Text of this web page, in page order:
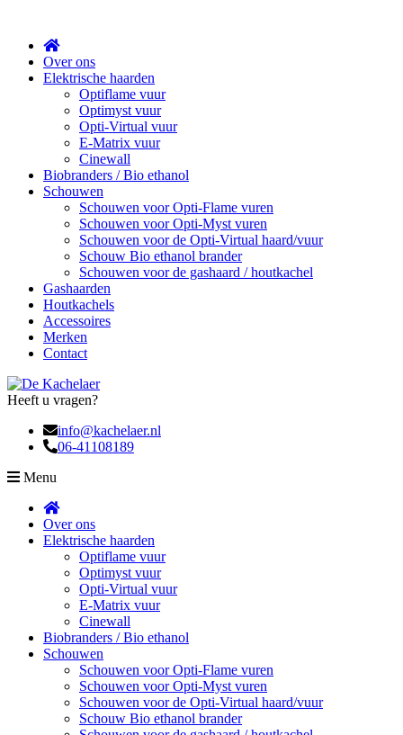
Over ons
Elektrische haarden
Optiflame vuur
Optimyst vuur
Opti-Virtual vuur
E-Matrix vuur
Cinewall
Biobranders / Bio ethanol
Schouwen
Schouwen voor Opti-Flame vuren
Schouwen voor Opti-Myst vuren
Schouwen voor de Opti-Virtual haard/vuur
Schouw Bio ethanol brander
Schouwen voor de gashaard / houtkachel
Gashaarden
Houtkachels
Accessoires
Merken
Contact
Heeft u vragen?
info@kachelaer.nl
06-41108189
Menu
Over ons
Elektrische haarden
Optiflame vuur
Optimyst vuur
Opti-Virtual vuur
E-Matrix vuur
Cinewall
Biobranders / Bio ethanol
Schouwen
Schouwen voor Opti-Flame vuren
Schouwen voor Opti-Myst vuren
Schouwen voor de Opti-Virtual haard/vuur
Schouw Bio ethanol brander